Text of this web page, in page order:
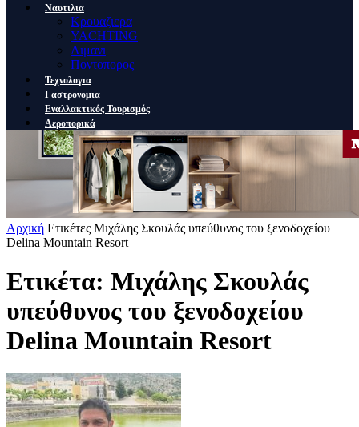
Ναυτιλια
Κρουαζιερα
YACHTING
Λιμανι
Ποντοπορος
Τεχνολογια
Γαστρονομια
Εναλλακτικός Τουρισμός
Αεροπορικά
Αρχική Ετικέτες Μιχάλης Σκουλάς υπεύθυνος του ξενοδοχείου
Delina Mountain Resort
Ετικέτα: Μιχάλης Σκουλάς
υπεύθυνος του ξενοδοχείου
Delina Mountain Resort